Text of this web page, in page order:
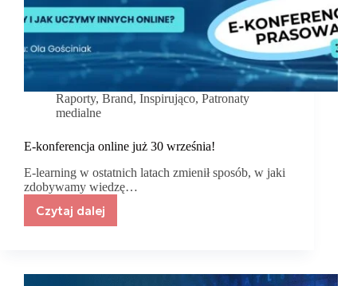
Raporty, Brand, Inspirująco, Patronaty
medialne
E-konferencja online już 30 września!
E-learning w ostatnich latach zmienił sposób, w jaki
zdobywamy wiedzę…
Czytaj dalej
E-
30